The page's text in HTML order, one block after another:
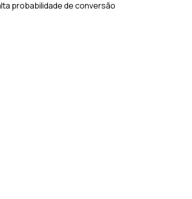
probabilidade de conversão